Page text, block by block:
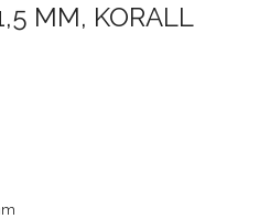
MM, KORALL